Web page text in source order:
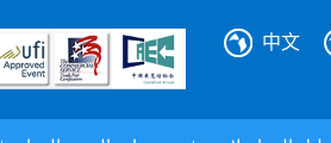
中文